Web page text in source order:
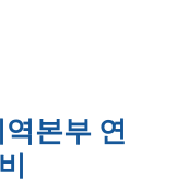
본부 연